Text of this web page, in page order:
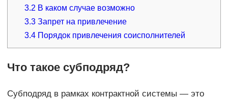
3.2 В каком случае возможно
3.3 Запрет на привлечение
3.4 Порядок привлечения соисполнителей
Что такое субподряд?
Субподряд в рамках контрактной системы — это